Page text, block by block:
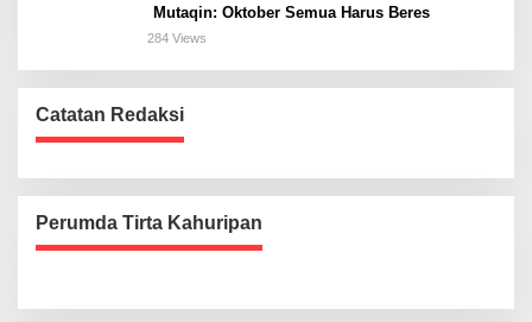
Mutaqin: Oktober Semua Harus Beres
284 Views
Catatan Redaksi
Perumda Tirta Kahuripan